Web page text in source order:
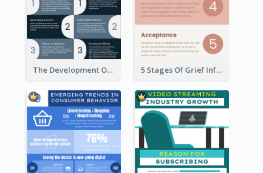
The Development Of Social Media Use Infographic 5 Stages Of Grief Infographic (With Explanation))